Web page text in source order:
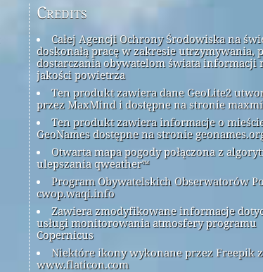
Credits
Całej Agencji Ochrony Środowiska na
doskonałą pracę w zakresie utrzymywania,
dostarczania obywatelom świata informacji
jakości powietrza
Ten produkt zawiera dane GeoLite2
przez MaxMind i dostępne na stronie
Ten produkt zawiera informacje o
GeoNames dostępne na stronie
Otwarta mapa pogody połączona z
ulepszania qweather™
Program Obywatelskich Obserwatorów
cwop.waqi.info
Zawiera zmodyfikowane informacje
usługi monitorowania atmosfery programu
Copernicus
Niektóre ikony wykonane przez Freepik z
www.flaticon.com